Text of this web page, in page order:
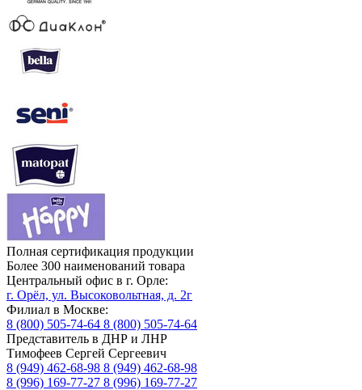
Полная сертификация продукции
Более 300 наименований товара
Центральный офис в г. Орле:
г. Орёл, ул. Высоковольтная, д. 2г
Филиал в Москве:
8 (800) 505-74-64 8 (800) 505-74-64
Представитель в ДНР и ЛНР
Тимофеев Сергей Сергеевич
8 (949) 462-68-98 8 (949) 462-68-98
8 (996) 169-77-27 8 (996) 169-77-27